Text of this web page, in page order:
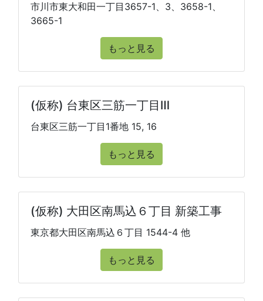
市川市東大和田一丁目3657-1、3、3658-1、
3665-1
もっと見る
(仮称) 台東区三筋一丁目Ⅲ
台東区三筋一丁目1番地 15, 16
もっと見る
(仮称) 大田区南馬込６丁目 新築工事
東京都大田区南馬込６丁目 1544-4 他
もっと見る